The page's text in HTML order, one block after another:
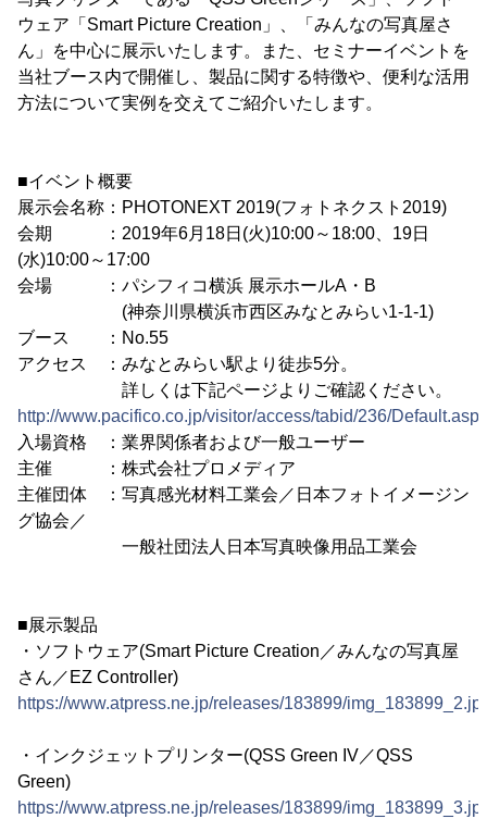
ウェア「Smart Picture Creation」、「みんなの写真屋さ
ん」を中心に展示いたします。また、セミナーイベントを
当社ブース内で開催し、製品に関する特徴や、便利な活用
方法について実例を交えてご紹介いたします。
■イベント概要
展示会名称：PHOTONEXT 2019(フォトネクスト2019)
会期 ：2019年6月18日(火)10:00～18:00、19日
(水)10:00～17:00
会場 ：パシフィコ横浜 展示ホールA・B
(神奈川県横浜市西区みなとみらい1-1-1)
ブース ：No.55
アクセス ：みなとみらい駅より徒歩5分。
詳しくは下記ページよりご確認ください。
http://www.pacifico.co.jp/visitor/access/tabid/236/Default.aspx
入場資格 ：業界関係者および一般ユーザー
主催 ：株式会社プロメディア
主催団体 ：写真感光材料工業会／日本フォトイメージン
グ協会／
一般社団法人日本写真映像用品工業会
■展示製品
・ソフトウェア(Smart Picture Creation／みんなの写真屋
さん／EZ Controller)
https://www.atpress.ne.jp/releases/183899/
・インクジェットプリンター(QSS Green IV／QSS
Green)
https://www.atpress.ne.jp/releases/183899/